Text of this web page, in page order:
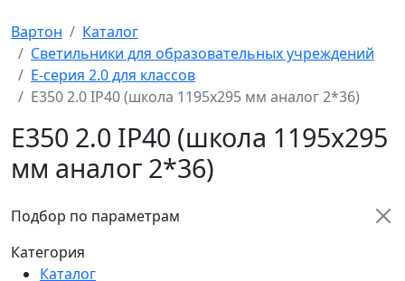
Вартон
Каталог
Светильники для образовательных учреждений
E-серия 2.0 для классов
E350 2.0 IP40 (школа 1195х295 мм аналог 2*36)
E350 2.0 IP40 (школа 1195х295
мм аналог 2*36)
Подбор по параметрам
Категория
Каталог